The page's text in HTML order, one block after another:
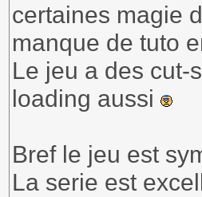
certaines magie
manque de tuto
Le jeu a des cut-
loading aussi
Bref le jeu est
La serie est